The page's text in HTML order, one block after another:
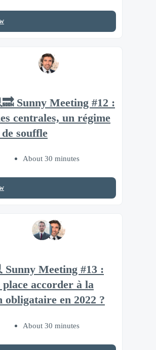
Sunny Meeting #12 :
centrales, un régime
souffle
About 30 minutes
Sunny Meeting #13 :
place accorder à la
obligataire en 2022 ?
About 30 minutes